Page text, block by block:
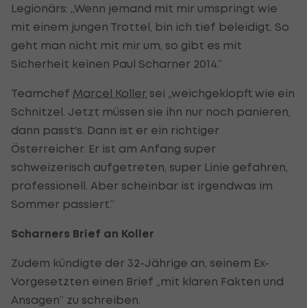
Legionärs: „Wenn jemand mit mir umspringt wie
mit einem jungen Trottel, bin ich tief beleidigt. So
geht man nicht mit mir um, so gibt es mit
Sicherheit keinen Paul Scharner 2014.“
Teamchef Marcel Koller sei „weichgeklopft wie ein
Schnitzel. Jetzt müssen sie ihn nur noch panieren,
dann passt's. Dann ist er ein richtiger
Österreicher. Er ist am Anfang super
schweizerisch aufgetreten, super Linie gefahren,
professionell. Aber scheinbar ist irgendwas im
Sommer passiert.“
Scharners Brief an Koller
Zudem kündigte der 32-Jährige an, seinem Ex-
Vorgesetzten einen Brief „mit klaren Fakten und
Ansagen“ zu schreiben.